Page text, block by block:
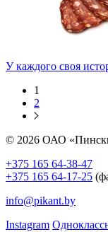
У каждого своя
1
2
© 2026 ОАО
+375 165 64-38-47
+375 165 64-17-25
info@pikant.by
Instagram